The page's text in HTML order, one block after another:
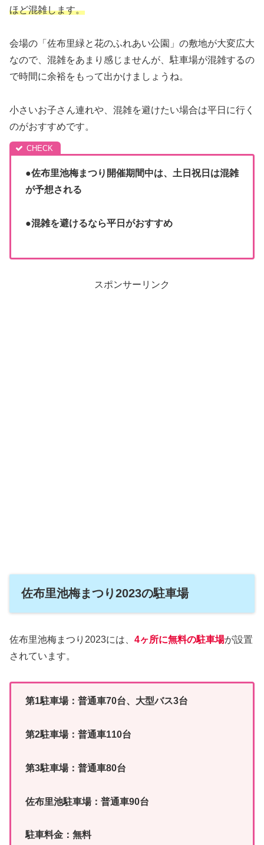
ほど混雑します。
会場の「佐布里緑と花のふれあい公園」の敷地が大変広大
なので、混雑をあまり感じませんが、駐車場が混雑するの
で時間に余裕をもって出かけましょうね。
小さいお子さん連れや、混雑を避けたい場合は平日に行く
のがおすすめです。
●佐布里池梅まつり開催期間中は、土日祝日は混雑
が予想される
●混雑を避けるなら平日がおすすめ
スポンサーリンク
佐布里池梅まつり2023の駐車場
佐布里池梅まつり2023には、 4ヶ所に無料の駐車場が設置
されています。
第1駐車場：普通車70台、大型バス3台
第2駐車場：普通車110台
第3駐車場：普通車80台
佐布里池駐車場：普通車90台
駐車料金：無料